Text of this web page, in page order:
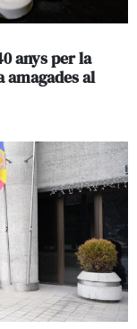
anys per la
amagades al